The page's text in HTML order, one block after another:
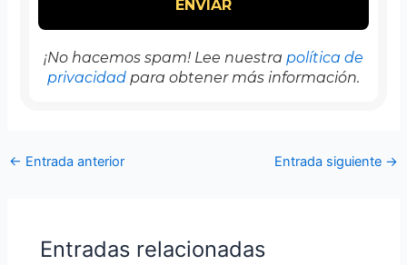
¡No hacemos spam! Lee nuestra política de
privacidad para obtener más información.
← Entrada anterior Entrada siguiente →
Entradas relacionadas